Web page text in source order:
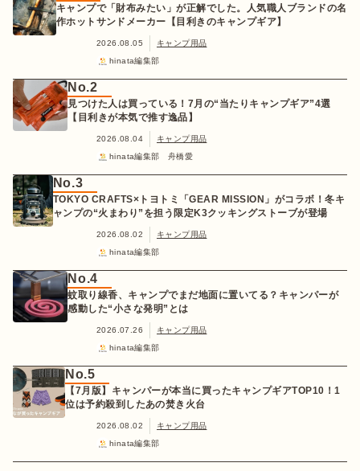
キャンプで「財布みたい」が正解でした。人気職人ブランドの名
作ホットサンドメーカー【目利きのキャンプギア】
2026.08.05
キャンプ用品
hinata編集部
No.2
見つけた人は買っている！7月の“当たりキャンプギア”4選
【目利きが本気で推す逸品】
2026.08.04
キャンプ用品
hinata編集部 舟橋愛
No.3
TOKYO CRAFTS×トヨトミ「GEAR MISSION」がコラボ！冬キ
ャンプの“火まわり”を担う限定K3クッキングストーブが登場
2026.08.02
キャンプ用品
hinata編集部
No.4
蚊取り線香、キャンプでまだ地面に置いてる？キャンパーが
感動した“小さな発明”とは
2026.07.26
キャンプ用品
hinata編集部
No.5
【7月版】キャンパーが本当に買ったキャンプギアTOP10！1
位は予約殺到したあの焚き火台
2026.08.02
キャンプ用品
hinata編集部